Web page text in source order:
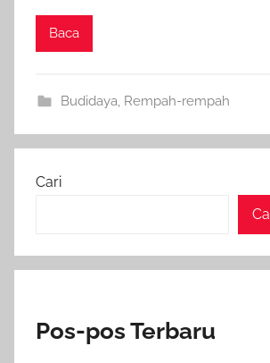
Baca
Budidaya Rempah-rempah
Cari
Pos-pos Terbaru